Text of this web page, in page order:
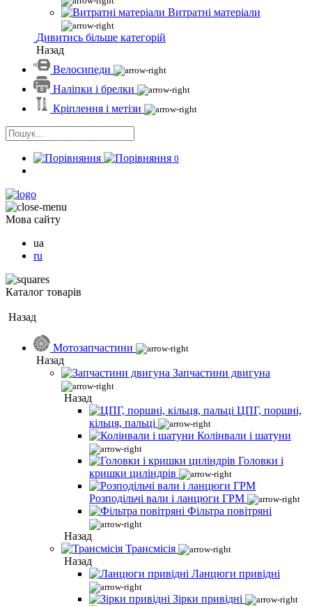
Витратні матеріали
Дивитись більше категорій
Назад
Велосипеди
Наліпки і брелки
Кріплення і метізи
0
Мова сайту
ua
ru
Каталог товарів
Назад
Мотозапчастини
Назад
Запчастини двигуна
Назад
ЦПГ, поршні,
кільця, пальці
Колінвали і шатуни
Головки і
кришки циліндрів
Розподільчі вали і ланцюги ГРМ
Фільтра повітряні
Назад
Трансмісія
Назад
Ланцюги привідні
Зірки привідні